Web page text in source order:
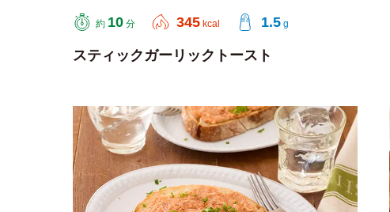
約 10 分 345 kcal 1.5 g
スティックガーリックトースト